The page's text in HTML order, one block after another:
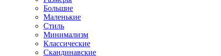
Большие
Маленькие
Стиль
Минимализм
Классические
Скандинавские